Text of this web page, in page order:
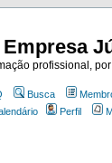
profissional,
Busca
Perfil